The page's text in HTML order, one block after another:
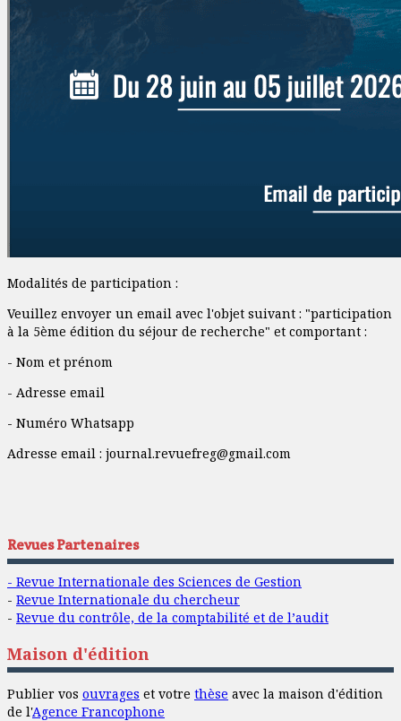
Modalités de participation :
Veuillez envoyer un email avec l'objet suivant : "participation
à la 5ème édition du séjour de recherche" et comportant :
- Nom et prénom
- Adresse email
- Numéro Whatsapp
Adresse email : journal.revuefreg@gmail.com
Revues Partenaires
- Revue Internationale des Sciences de Gestion
- Revue Internationale du chercheur
- Revue du contrôle, de la comptabilité et de l’audit
Maison d'édition
Publier vos ouvrages et votre thèse avec la maison d'édition
de l'Agence Francophone